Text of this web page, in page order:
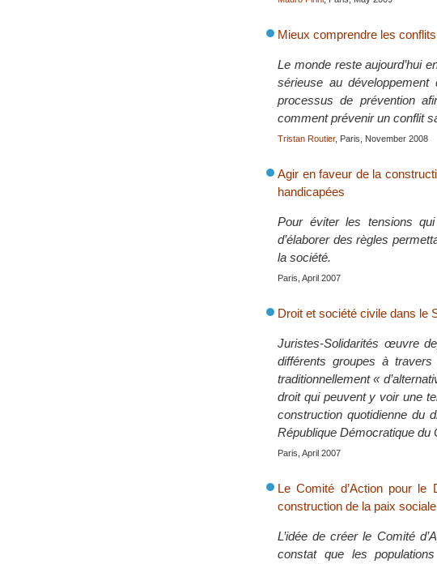
Mieux comprendre les
Le monde reste aujourd’hui
sérieuse au développement
processus de prévention
comment prévenir un conflit
Tristan Routier, Paris, November 2008
Agir en faveur de la
handicapées
Pour éviter les tensions
d’élaborer des règles
la société.
Paris, April 2007
Droit et société civile dans le
Juristes-Solidarités œuvre
différents groupes à
traditionnellement «
droit qui peuvent y voir une
construction quotidienne du
République Démocratique du
Paris, April 2007
Le Comité d’Action pour le
construction de la paix sociale
L’idée de créer le Comité
constat que les